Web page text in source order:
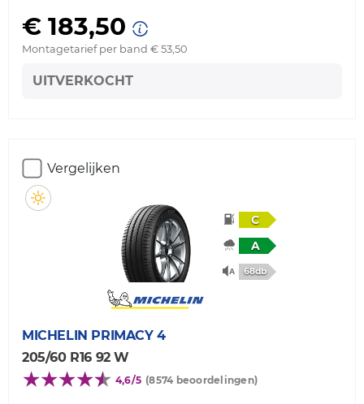
€ 183,50
Montagetarief per band € 53,50
UITVERKOCHT
Vergelijken
C
A
68db
MICHELIN PRIMACY 4
205/60 R16 92 W
4,6/5 (8574 beoordelingen)